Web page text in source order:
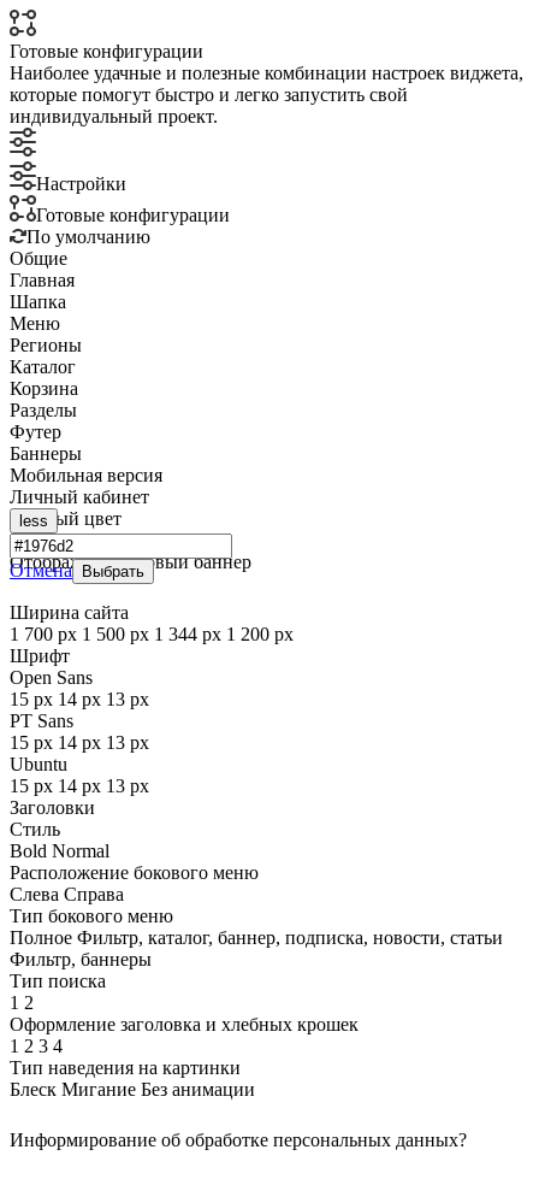
Готовые конфигурации
Наиболее удачные и полезные комбинации настроек виджета,
которые помогут быстро и легко запустить свой
индивидуальный проект.
Настройки
Готовые конфигурации
По умолчанию
Общие
Главная
Шапка
Меню
Регионы
Каталог
Корзина
Разделы
Футер
Баннеры
Мобильная версия
Личный кабинет
Базовый цвет
▼
less
Отмена Выбрать
Отображать фоновый баннер
Ширина сайта
1 700 px 1 500 px 1 344 px 1 200 px
Шрифт
Open Sans
15 px 14 px 13 px
PT Sans
15 px 14 px 13 px
Ubuntu
15 px 14 px 13 px
Заголовки
Стиль
Bold Normal
Расположение бокового меню
Слева Справа
Тип бокового меню
Полное Фильтр, каталог, баннер, подписка, новости, статьи
Фильтр, баннеры
Тип поиска
1 2
Оформление заголовка и хлебных крошек
1 2 3 4
Тип наведения на картинки
Блеск Мигание Без анимации
Информирование об обработке персональных данных?